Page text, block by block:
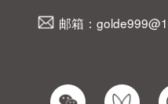
邮箱：